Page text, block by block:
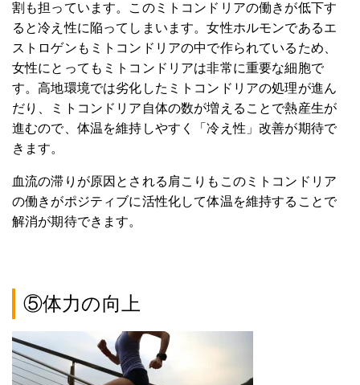
割も担っています。このミトコンドリアの働きが低下す
ると冷え性に陥ってしまいます。女性ホルモンであるエ
ストロゲンもミトコンドリアの中で作られているため、
女性にとってもミトコンドリアは非常に重要な細胞で
す。高地環境では劣化したミトコンドリアの処理が進ん
だり、ミトコンドリア自体の数が増えることで熱産生が
進むので、体温を維持しやすく「冷え性」改善が期待で
きます。
血流の滞りが原因とされる肩こりもこのミトコンドリア
の働きがポジティブに活性化して体温を維持することで
解消が期待できます。
⑤体力の向上